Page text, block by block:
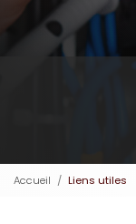
Accueil Liens utiles